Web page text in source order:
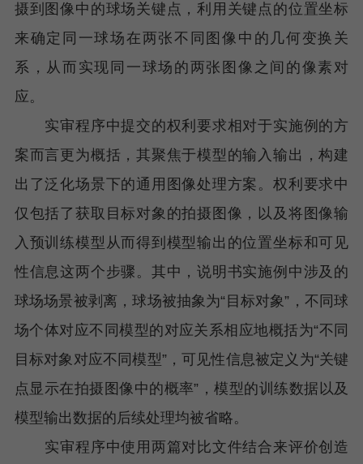
摄到图像中的球场关键点，利用关键点的位置坐标
来确定同一球场在两张不同图像中的几何变换关
系，从而实现同一球场的两张图像之间的像素对
应。
实审程序中提交的权利要求相对于实施例的方
案而言更为概括，其聚焦于模型的输入输出，构建
出了泛化场景下的通用图像处理方案。权利要求中
仅包括了获取目标对象的拍摄图像，以及将图像输
入预训练模型从而得到模型输出的位置坐标和可见
性信息这两个步骤。其中，说明书实施例中涉及的
球场场景被剥离，球场被抽象为“目标对象”，不同球
场个体对应不同模型的对应关系相应地概括为“不同
目标对象对应不同模型”，可见性信息被定义为“关键
点显示在拍摄图像中的概率”，模型的训练数据以及
模型输出数据的后续处理均被省略。
实审程序中使用两篇对比文件结合来评价创造